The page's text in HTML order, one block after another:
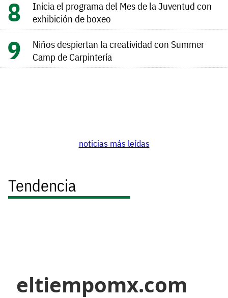
Inicia el programa del Mes de la Juventud con
exhibición de boxeo
Niños despiertan la creatividad con Summer
Camp de Carpintería
noticias más leídas
Tendencia